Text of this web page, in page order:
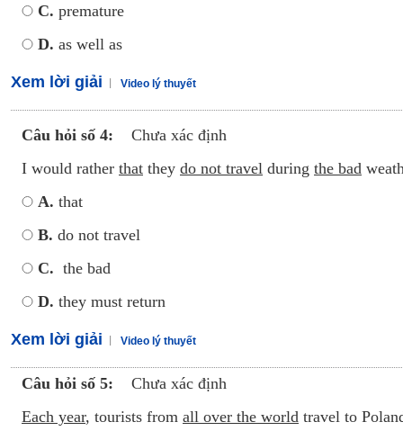
C. premature
D. as well as
Xem lời giải Video lý thuyết
Câu hỏi số 4:
Chưa xác định
I would rather that they do not travel during the bad
A. that
B. do not travel
C. the bad
D. they must return
Xem lời giải Video lý thuyết
Câu hỏi số 5:
Chưa xác định
Each year, tourists from all over the world travel to